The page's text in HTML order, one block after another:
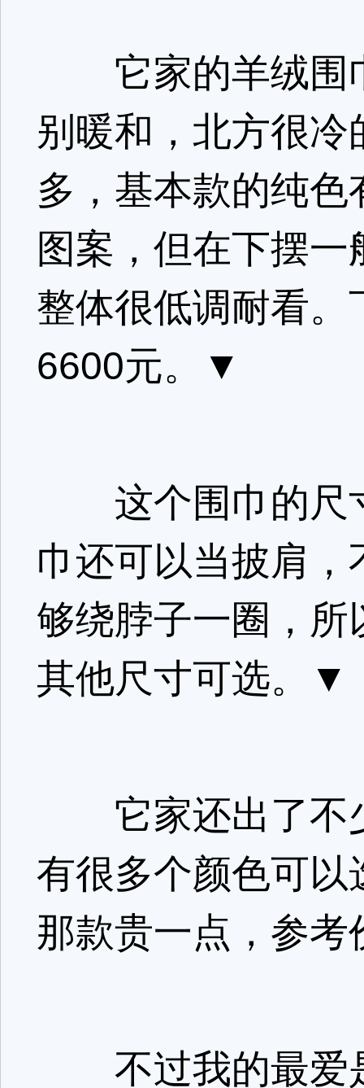
它家的羊绒围
别暖和，北方很
多，基本款的纯
图案，但在下摆
整体很低调耐看
6600元。▼
这个围巾的尺
巾还可以当披肩
够绕脖子一圈，
其他尺寸可选。▼
它家还出了不
有很多个颜色可
那款贵一点，参
不过我的最爱